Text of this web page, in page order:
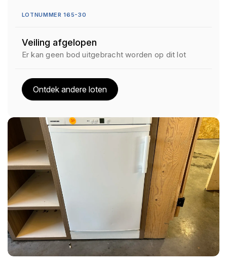
LOTNUMMER 165-30
Veiling afgelopen
Er kan geen bod uitgebracht worden op dit lot
Ontdek andere loten